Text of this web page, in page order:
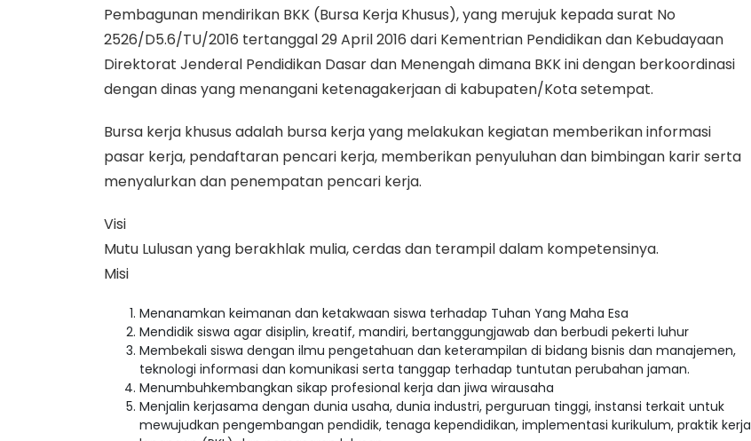
Pembagunan mendirikan BKK (Bursa Kerja Khusus), yang merujuk kepada surat No
2526/D5.6/TU/2016 tertanggal 29 April 2016 dari Kementrian Pendidikan dan Kebudayaan
Direktorat Jenderal Pendidikan Dasar dan Menengah dimana BKK ini dengan berkoordinasi
dengan dinas yang menangani ketenagakerjaan di kabupaten/Kota setempat.
Bursa kerja khusus adalah bursa kerja yang melakukan kegiatan memberikan informasi
pasar kerja, pendaftaran pencari kerja, memberikan penyuluhan dan bimbingan karir serta
menyalurkan dan penempatan pencari kerja.
Visi
Mutu Lulusan yang berakhlak mulia, cerdas dan terampil dalam kompetensinya.
Misi
Menanamkan keimanan dan ketakwaan siswa terhadap Tuhan Yang Maha Esa
Mendidik siswa agar disiplin, kreatif, mandiri, bertanggungjawab dan berbudi pekerti luhur
Membekali siswa dengan ilmu pengetahuan dan keterampilan di bidang bisnis dan manajemen,
teknologi informasi dan komunikasi serta tanggap terhadap tuntutan perubahan jaman.
Menumbuhkembangkan sikap profesional kerja dan jiwa wirausaha
Menjalin kerjasama dengan dunia usaha, dunia industri, perguruan tinggi, instansi terkait untuk
mewujudkan pengembangan pendidik, tenaga kependidikan, implementasi kurikulum, praktik kerja